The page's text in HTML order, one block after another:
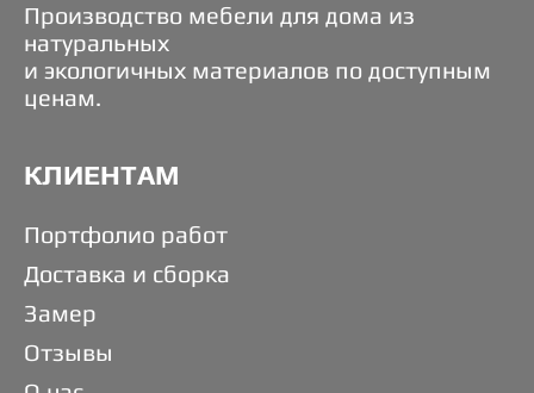
Производство мебели для дома из
натуральных
и экологичных материалов по доступным
ценам.
КЛИЕНТАМ
Портфолио работ
Доставка и сборка
Замер
Отзывы